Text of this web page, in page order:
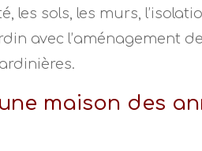
les sols, les murs,
avec l’aménagement
maison des